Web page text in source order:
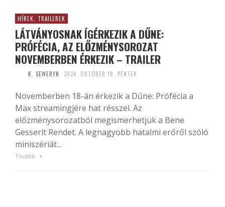
HÍREK, TRAILEREK
LÁTVÁNYOSNAK ÍGÉRKEZIK A DŰNE:
PRÓFÉCIA, AZ ELŐZMÉNYSOROZAT
NOVEMBERBEN ÉRKEZIK – TRAILER
K. SEWERYN 2024. OKTÓBER 18. PÉNTEK
Novemberben 18-án érkezik a Dűne: Prófécia a
Max streamingjére hat résszel. Az
előzménysorozatból megismerhetjük a Bene
Gesserit Rendet. A legnagyobb hatalmi erőről szóló
miniszériát...
Tovább